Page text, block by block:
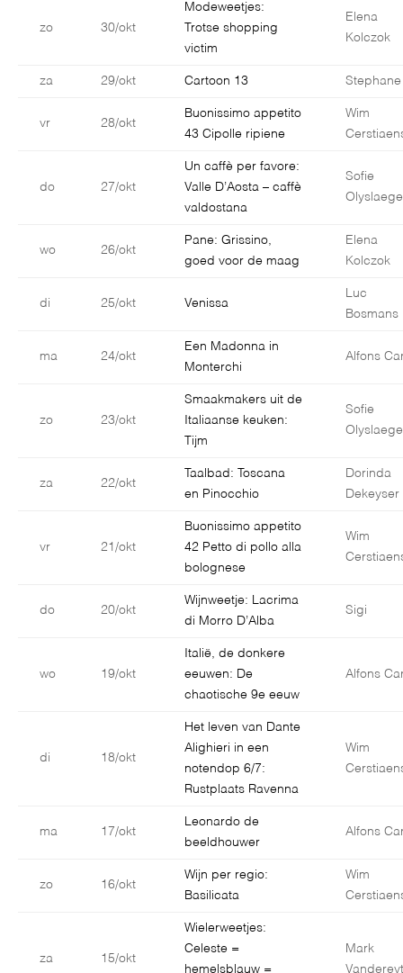
zo 30/okt
Modeweetjes:
Trotse shopping
victim
Elena
Kolczok
za 29/okt Cartoon 13 Stephane
vr 28/okt
Buonissimo appetito
43 Cipolle ripiene
Wim
do 27/okt
Un caffè per favore:
Valle D’Aosta – caffè
valdostana
Sofie
wo 26/okt
Pane: Grissino,
goed voor de maag
Elena
Kolczok
di 25/okt Venissa
Luc
Bosmans
ma 24/okt
Een Madonna in
Monterchi
Alfons
zo 23/okt
Smaakmakers uit de
Italiaanse keuken:
Tijm
Sofie
za 22/okt
Taalbad: Toscana
en Pinocchio
Dorinda
Dekeyser
vr 21/okt
Buonissimo appetito
42 Petto di pollo alla
bolognese
Wim
do 20/okt
Wijnweetje: Lacrima
di Morro D’Alba
Sigi
wo 19/okt
Italië, de donkere
eeuwen: De
chaotische 9e eeuw
Alfons
di 18/okt
Het leven van Dante
Alighieri in een
notendop 6/7:
Rustplaats Ravenna
Wim
ma 17/okt
Leonardo de
beeldhouwer
Alfons
zo 16/okt
Wijn per regio:
Basilicata
Wim
za 15/okt
Wielerweetjes:
Celeste =
hemelsblauw =
Mark
Vandereyt